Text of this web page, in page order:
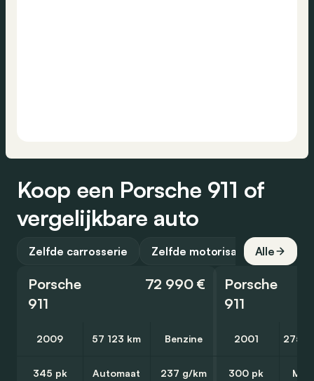
Koop een Porsche 911 of
vergelijkbare auto
Zelfde carrosserie Zelfde motorisatie Alle
Porsche
911
72 990 €
2009 57 123 km Benzine
345 pk Automaat 237 g/km
Porsche
911
2001 275
300 pk